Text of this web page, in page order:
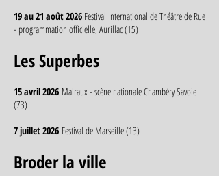
19 au 21 août 2026 Festival International de Théâtre de Rue
- programmation officielle, Aurillac (15)
Les Superbes
15 avril 2026 Malraux - scène nationale Chambéry Savoie
(73)
7 juillet 2026 Festival de Marseille (13)
Broder la ville